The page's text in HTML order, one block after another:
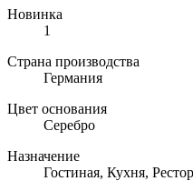
Новинка
1
Страна производства
Германия
Цвет основания
Серебро
Назначение
Гостиная, Кухня,